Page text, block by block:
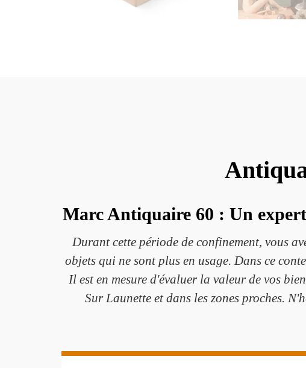
Marc Antiquaire 60 : Un
Durant cette période de confinement, vous
objets qui ne sont plus en usage. Dans ce
Il est en mesure d'évaluer la valeur de vos
Sur Launette et dans les zones proches.